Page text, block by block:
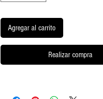
Agregar al carrito
Realizar compra